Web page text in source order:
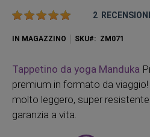
Valutazione: 2 RECENSIONI
IN MAGAZZINO SKU ZM071
Tappetino da yoga Manduka
premium in formato da
molto leggero, super
garanzia a vita.